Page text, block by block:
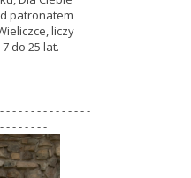
patronatem
liczy
do 25 lat.
- - - - - - - - - - - - - -
- - - - - - -